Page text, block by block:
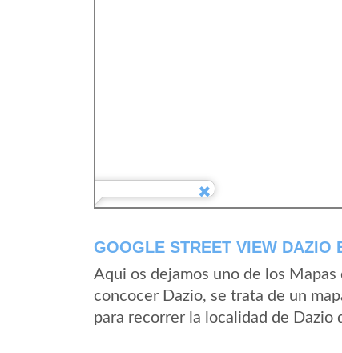
GOOGLE STREET VIEW DAZIO
Aqui os dejamos uno de los Mapas
concocer Dazio, se trata de un
para recorrer la localidad de Dazio